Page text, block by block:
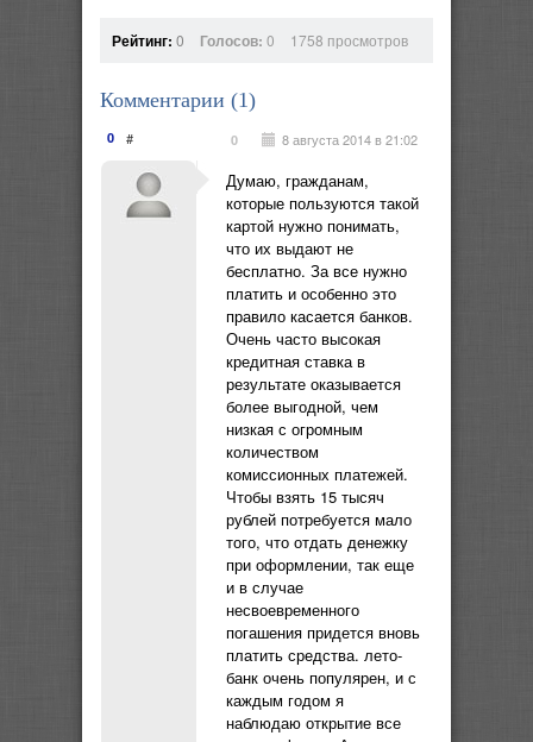
Рейтинг: 0 Голосов: 0 1758 просмотров
Комментарии (1)
0 # 8 августа 2014 в 21:02
0
Думаю, гражданам,
которые пользуются такой
картой нужно понимать,
что их выдают не
бесплатно. За все нужно
платить и особенно это
правило касается банков.
Очень часто высокая
кредитная ставка в
результате оказывается
более выгодной, чем
низкая с огромным
количеством
комиссионных платежей.
Чтобы взять 15 тысяч
рублей потребуется мало
того, что отдать денежку
при оформлении, так еще
и в случае
несвоевременного
погашения придется вновь
платить средства. лето-
банк очень популярен, и с
каждым годом я
наблюдаю открытие все